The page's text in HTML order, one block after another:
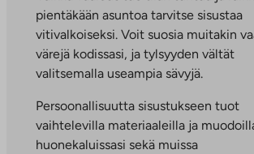
pientäkään asuntoa tarvitse sisustaa
vitivalkoiseksi. Voit suosia muitakin
värejä kodissasi, ja tylsyyden vältät
valitsemalla useampia sävyjä.
Persoonallisuutta sisustukseen tuot
vaihtelevilla materiaaleilla ja
huonekaluissasi sekä muissa